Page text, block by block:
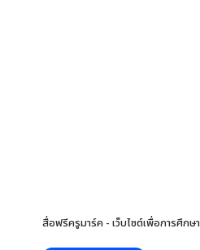
สื่อฟรีครูมาร์ค - เว็บไซต์เพื่อการศึกษา